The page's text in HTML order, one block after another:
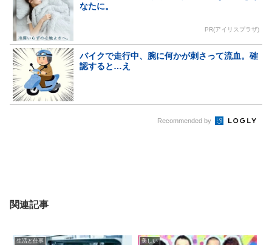
なたに。
PR(アイリスプラザ)
バイクで走行中、腕に何かが刺さって流血。確
認すると…え
Recommended by
関連記事
生活と仕事 美しい